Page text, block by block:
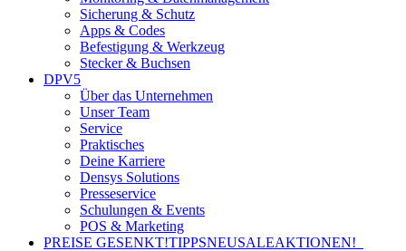
Sicherung & Schutz
Apps & Codes
Befestigung & Werkzeug
Stecker & Buchsen
DPV5
Über das Unternehmen
Unser Team
Service
Praktisches
Deine Karriere
Densys Solutions
Presseservice
Schulungen & Events
POS & Marketing
PREISE GESENKT!TIPPSNEUSALEAKTIONEN!